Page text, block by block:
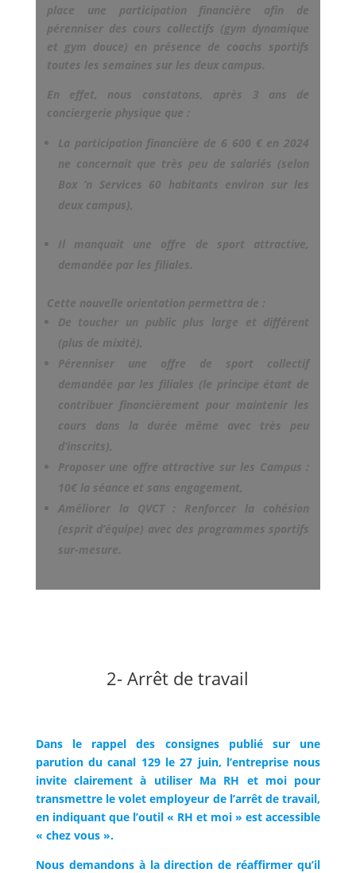
place une participation financière afin de
pérenniser des cours collectifs (gym dynamique
et gym douce) en présence de coachs sportifs
toutes les semaines sur les deux campus.
En effet, nous constatons, après 3 ans de
conciergerie physique que :
La participation financière de 6 600 € en 2024
ne concernait que très peu de salariés (selon
Box ‘n Services 60 habitants environ sur les
deux campus),
Il manquait une offre de sport attractive,
demandée par les filiales.
Cette nouvelle orientation permettra de :
De toucher un public plus large et différent
(plus de mixité),
Pérenniser une offre de sport collectif
demandée par les filiales (le principe étant de
contribuer financièrement pour maintenir les
cours dans la durée même avec très peu
d’inscrits),
Proposer une offre attractive sur les Campus :
10€ la séance et sans engagement,
Améliorer la QVCT : Renforcer la cohésion
(esprit d’équipe) avec des programmes sportifs
sur-mesure.
2- Arrêt de travail
Dans le rappel des consignes publié sur une
parution du canal 129 le 27 juin, l’entreprise nous
invite clairement à utiliser Ma RH et moi pour
transmettre le volet employeur de l’arrêt de travail,
en indiquant que l’outil « RH et moi » est accessible
« chez vous ».
Nous demandons à la direction de réaffirmer qu’il